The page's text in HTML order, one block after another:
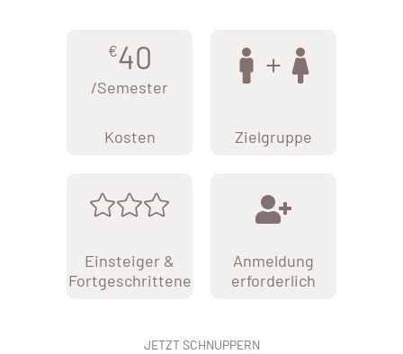
€40
/Semester
Kosten Zielgruppe
Einsteiger &
Fortgeschrittene
Anmeldung
erforderlich
JETZT SCHNUPPERN